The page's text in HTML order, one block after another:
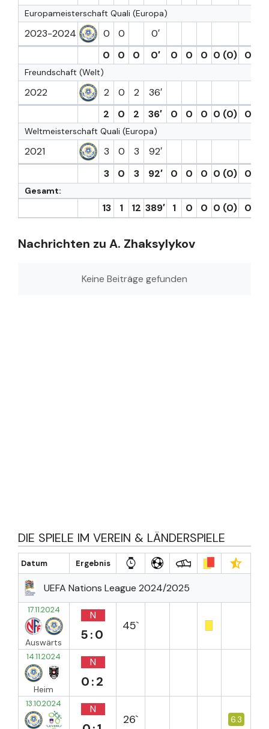
Europameisterschaft Quali (Europa)
2023-2024 0 0
0′
0
0 0 0′ 0 0 0 0 (0) 0
Freundschaft (Welt)
2022 2 0 2
36′
2
0 2 36′ 0 0 0 0 (0) 0
Weltmeisterschaft Quali (Europa)
2021 3 0 3
92′
3
0 3 92′ 0 0 0 0 (0) 0
Gesamt:
13 1 12 389′ 1 0 0 0 (0) 0
Nachrichten zu A. Zhaksylykov
Keine Beiträge gefunden
DIE SPIELE IM VEREIN & LÄNDERSPIELE
Datum Ergebnis
UEFA Nations League 2024/2025
17.11.2024
Auswärts
N
5:0
45`
14.11.2024
Heim
N
0:2
13.10.2024 N
26` 6.3